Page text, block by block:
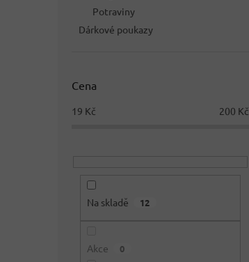
Potraviny
Dárkové poukazy
Cena
19 Kč 200 Kč
Na skladě 12
Akce 0